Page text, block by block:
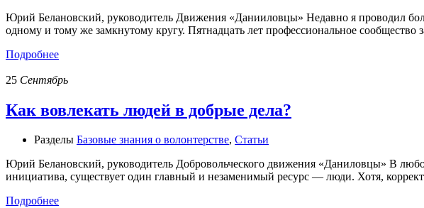
Юрий Белановский, руководитель Движения «Данииловцы» Недавно я проводил
одному и тому же замкнутому кругу. Пятнадцать лет профессиональное
Подробнее
25 Сентябрь
Как вовлекать людей в добрые дела?
Разделы Базовые знания о волонтерстве, Статьи
Юрий Белановский, руководитель Добровольческого движения «Даниловцы» В
инициатива, существует один главный и незаменимый ресурс — люди. Хотя,
Подробнее